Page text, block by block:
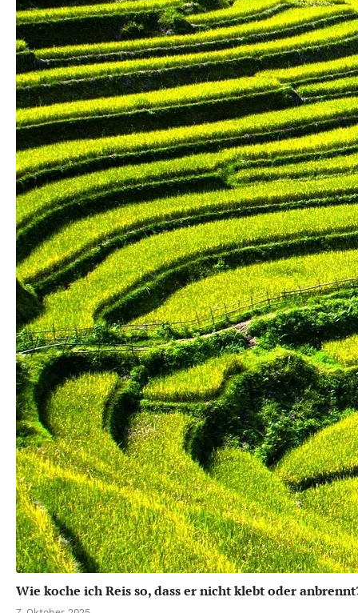
Wie koche ich Reis so, dass er nicht klebt oder